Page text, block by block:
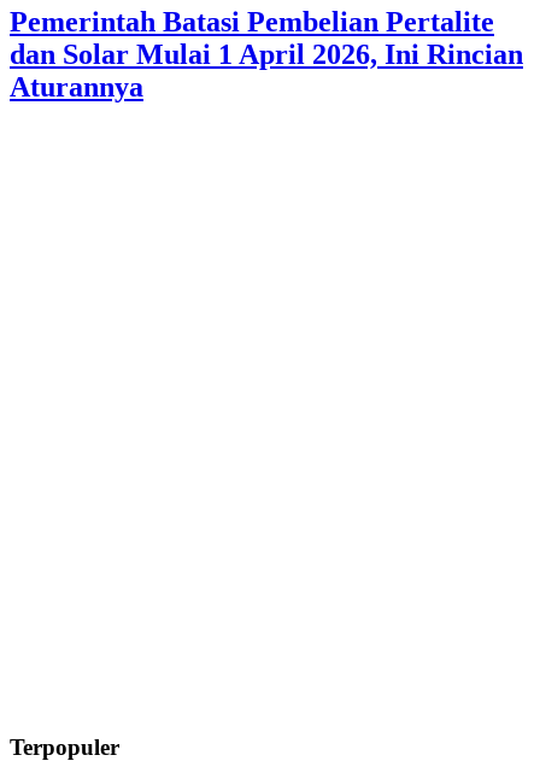
Pemerintah Batasi Pembelian Pertalite
dan Solar Mulai 1 April 2026, Ini Rincian
Aturannya
Terpopuler